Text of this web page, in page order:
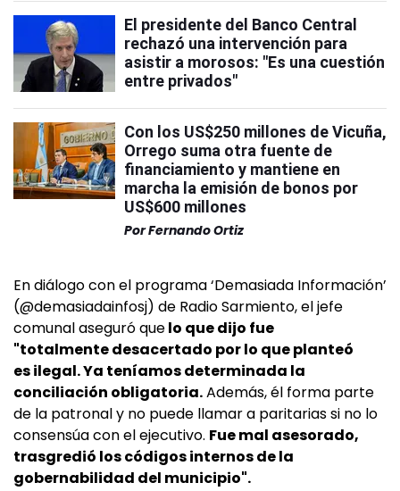
El presidente del Banco Central
rechazó una intervención para
asistir a morosos: "Es una cuestión
entre privados"
Con los US$250 millones de Vicuña,
Orrego suma otra fuente de
financiamiento y mantiene en
marcha la emisión de bonos por
US$600 millones
PorFernando Ortiz
En diálogo con el programa ‘Demasiada Información’
(@demasiadainfosj) de Radio Sarmiento, el jefe
comunal aseguró quelo que dijo fue
"totalmente desacertado por lo que planteó
es ilegal. Ya teníamos determinada la
conciliación obligatoria.Además, él forma parte
de la patronal y no puede llamar a paritarias si no lo
consensúa con el ejecutivo. Fue mal asesorado,
trasgredió los códigos internos de la
gobernabilidad del municipio".